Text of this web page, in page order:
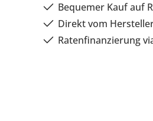
Bequemer Kauf auf
Direkt vom
Ratenfinanzierung